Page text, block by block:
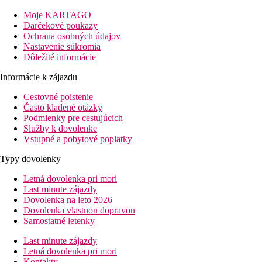
BV (vila na pláži):
pripojenie , dokovacia stanica pre iPod, umiestnené pár krokov
WV (vodná vila):viď. BV, s priamym vstupom do mora,
Stravovanie
Piesočná pláž s jemným pieskom lemujúca celý ostrov.
Športové aktivity zadarmo
Zadarmo:viď. all inclusive
Informácie o hoteli
Moje KARTAGO
Darčekové poukazy
Ochrana osobných údajov
Nastavenie súkromia
Dôležité informácie
Informácie k zájazdu
Cestovné poistenie
Často kladené otázky
Podmienky pre cestujúcich
Služby k dovolenke
Vstupné a pobytové poplatky
Typy dovolenky
Letná dovolenka pri mori
Last minute zájazdy
Dovolenka na leto 2026
Dovolenka vlastnou dopravou
Samostatné letenky
Last minute zájazdy
Letná dovolenka pri mori